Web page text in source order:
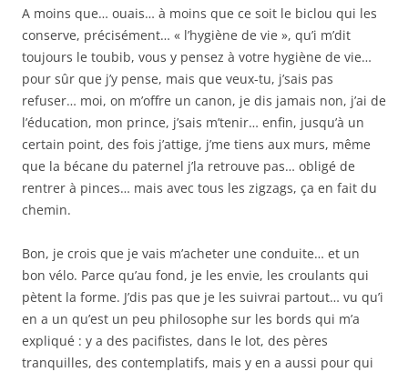
A moins que… ouais… à moins que ce soit le biclou qui les
conserve, précisément… « l’hygiène de vie », qu’i m’dit
toujours le toubib, vous y pensez à votre hygiène de vie…
pour sûr que j’y pense, mais que veux-tu, j’sais pas
refuser… moi, on m’offre un canon, je dis jamais non, j’ai de
l’éducation, mon prince, j’sais m’tenir… enfin, jusqu’à un
certain point, des fois j’attige, j’me tiens aux murs, même
que la bécane du paternel j’la retrouve pas… obligé de
rentrer à pinces… mais avec tous les zigzags, ça en fait du
chemin.
Bon, je crois que je vais m’acheter une conduite… et un
bon vélo. Parce qu’au fond, je les envie, les croulants qui
pètent la forme. J’dis pas que je les suivrai partout… vu qu’i
en a un qu’est un peu philosophe sur les bords qui m’a
expliqué : y a des pacifistes, dans le lot, des pères
tranquilles, des contemplatifs, mais y en a aussi pour qui